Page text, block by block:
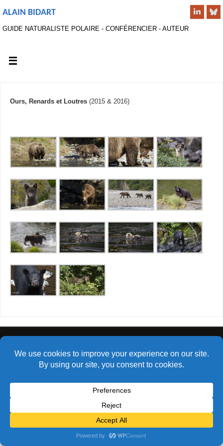
ALAIN BIDART
GUIDE NATURALISTE POLAIRE - CONFÉRENCIER - AUTEUR
Ours, Renards et Loutres (2015 & 2016)
FIÈREMENT PROPULSÉ PARPARABOLA &WORDPRESS.